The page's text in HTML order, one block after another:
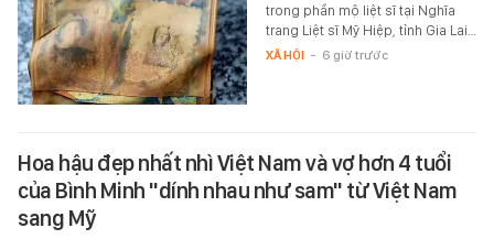
trong phần mộ liệt sĩ tại Nghĩa
trang Liệt sĩ Mỹ Hiệp, tỉnh Gia Lai…
XÃ HỘI - 6 giờ trước
Hoa hậu đẹp nhất nhì Việt Nam và vợ hơn 4 tuổi
của Bình Minh "dính nhau như sam" từ Việt Nam
sang Mỹ